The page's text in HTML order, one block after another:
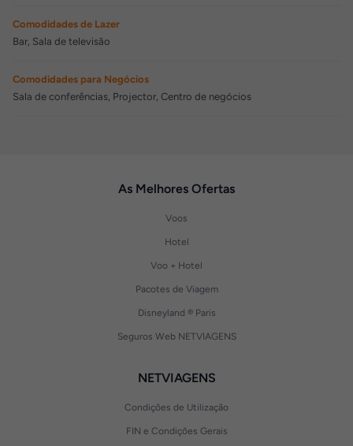
Comodidades de Lazer
Bar, Sala de televisão
Comodidades para Negócios
Sala de conferências, Projector, Centro de negócios
As Melhores Ofertas
Voos
Hotel
Voo + Hotel
Pacotes de Viagem
Disneyland ® Paris
Seguros Web NETVIAGENS
NETVIAGENS
Condições de Utilização
FIN e Condições Gerais